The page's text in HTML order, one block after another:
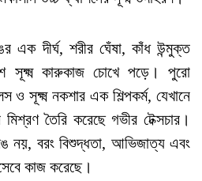
এক দীর্ঘ, শরীর ঘেঁষা, কাঁধ উন্মুক্ত
সূক্ষ্ম কারুকাজ চোখে পড়ে। পুরো
ও সূক্ষ্ম নকশার এক শিল্পকর্ম, যেখানে
তৈরি করেছে গভীর টেক্সচার।
নয়, বরং বিশুদ্ধতা, আভিজাত্য এবং
কাজ করেছে।